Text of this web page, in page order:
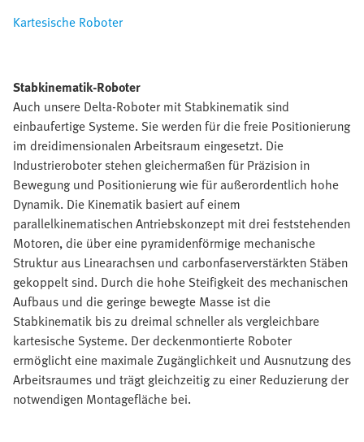
Kartesische Roboter
Stabkinematik-Roboter
Auch unsere Delta-Roboter mit Stabkinematik sind
einbaufertige Systeme. Sie werden für die freie Positionierung
im dreidimensionalen Arbeitsraum eingesetzt. Die
Industrieroboter stehen gleichermaßen für Präzision in
Bewegung und Positionierung wie für außerordentlich hohe
Dynamik. Die Kinematik basiert auf einem
parallelkinematischen Antriebskonzept mit drei feststehenden
Motoren, die über eine pyramidenförmige mechanische
Struktur aus Linearachsen und carbonfaserverstärkten Stäben
gekoppelt sind. Durch die hohe Steifigkeit des mechanischen
Aufbaus und die geringe bewegte Masse ist die
Stabkinematik bis zu dreimal schneller als vergleichbare
kartesische Systeme. Der deckenmontierte Roboter
ermöglicht eine maximale Zugänglichkeit und Ausnutzung des
Arbeitsraumes und trägt gleichzeitig zu einer Reduzierung der
notwendigen Montagefläche bei.